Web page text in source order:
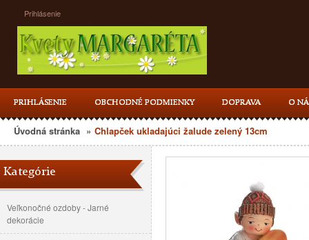
Prihlásenie
PRIHLÁSENIE OBCHODNÉ PODMIENKY DOPRAVA O
Úvodná stránka » Chlapček ukladajúci žalude zelený 13cm
Kategórie
Veľkonočné ozdoby - Jarné
dekorácie